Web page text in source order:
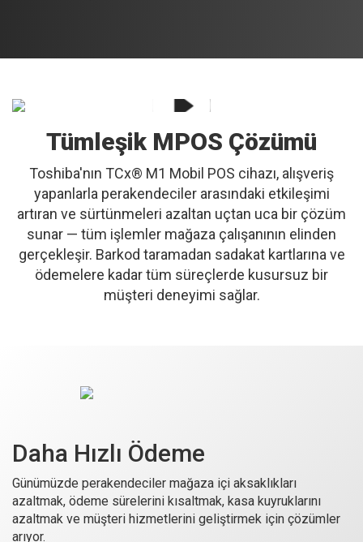
Tümleşik MPOS Çözümü
Toshiba'nın TCx® M1 Mobil POS cihazı, alışveriş
yapanlarla perakendeciler arasındaki etkileşimi
artıran ve sürtünmeleri azaltan uçtan uca bir çözüm
sunar — tüm işlemler mağaza çalışanının elinden
gerçekleşir. Barkod taramadan sadakat kartlarına ve
ödemelere kadar tüm süreçlerde kusursuz bir
müşteri deneyimi sağlar.
Daha Hızlı Ödeme
Günümüzde perakendeciler mağaza içi aksaklıkları
azaltmak, ödeme sürelerini kısaltmak, kasa kuyruklarını
azaltmak ve müşteri hizmetlerini geliştirmek için çözümler
arıyor.